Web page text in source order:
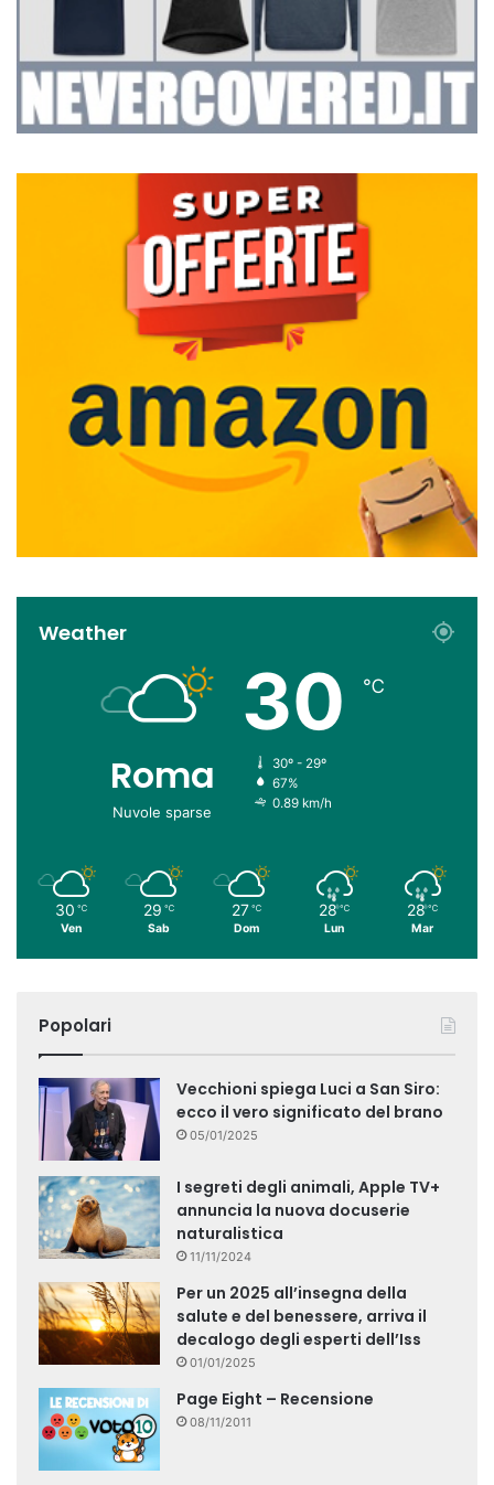
Weather
Roma
Nuvole sparse
30 ℃
30º - 29º
67%
0.89 km/h
30 ℃
Ven
29 ℃
Sab
27 ℃
Dom
28 ℃
Lun
28 ℃
Mar
Popolari
Vecchioni spiega Luci a San Siro:
ecco il vero significato del brano
05/01/2025
I segreti degli animali, Apple TV+
annuncia la nuova docuserie
naturalistica
11/11/2024
Per un 2025 all’insegna della
salute e del benessere, arriva il
decalogo degli esperti dell’Iss
01/01/2025
Page Eight – Recensione
08/11/2011